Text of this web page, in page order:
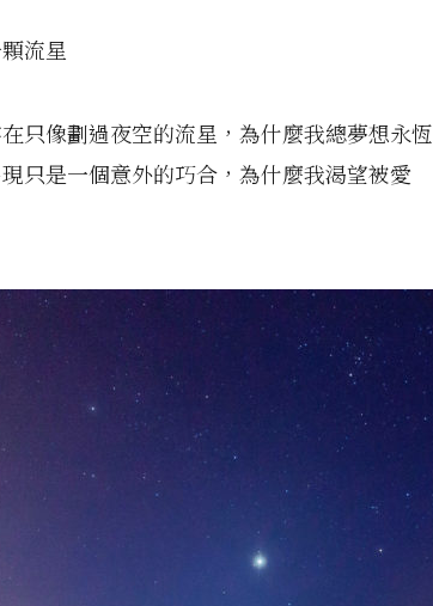
流星
只像劃過夜空的流星，為什麼我總夢想永恆
只是一個意外的巧合，為什麼我渴望被愛